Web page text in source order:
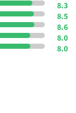
8.3
8.5
8.6
8.0
8.0